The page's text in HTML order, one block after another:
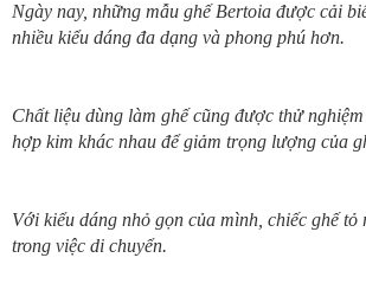
Ngày nay, những mẫu ghế Bertoia được cải
nhiều kiểu dáng đa dạng và phong phú hơn.
Chất liệu dùng làm ghế cũng được thử
hợp kim khác nhau để giảm trọng lượng của
Với kiểu dáng nhỏ gọn của mình, chiếc ghế tỏ
trong việc di chuyển.